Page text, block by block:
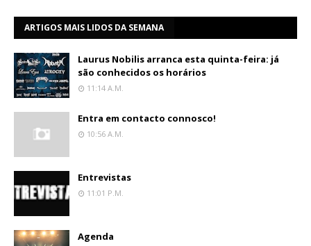
ARTIGOS MAIS LIDOS DA SEMANA
Laurus Nobilis arranca esta quinta-feira: já
são conhecidos os horários
11:14 A.m.
Entra em contacto connosco!
10:56 A.m.
Entrevistas
11:01 P.m.
Agenda